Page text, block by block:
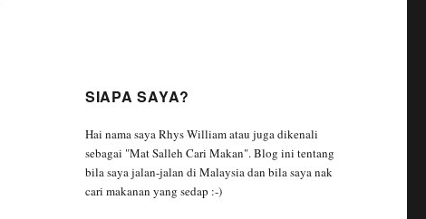
SIAPA SAYA?
Hai nama saya Rhys William atau juga dikenali
sebagai "Mat Salleh Cari Makan". Blog ini tentang
bila saya jalan-jalan di Malaysia dan bila saya nak
cari makanan yang sedap :-)